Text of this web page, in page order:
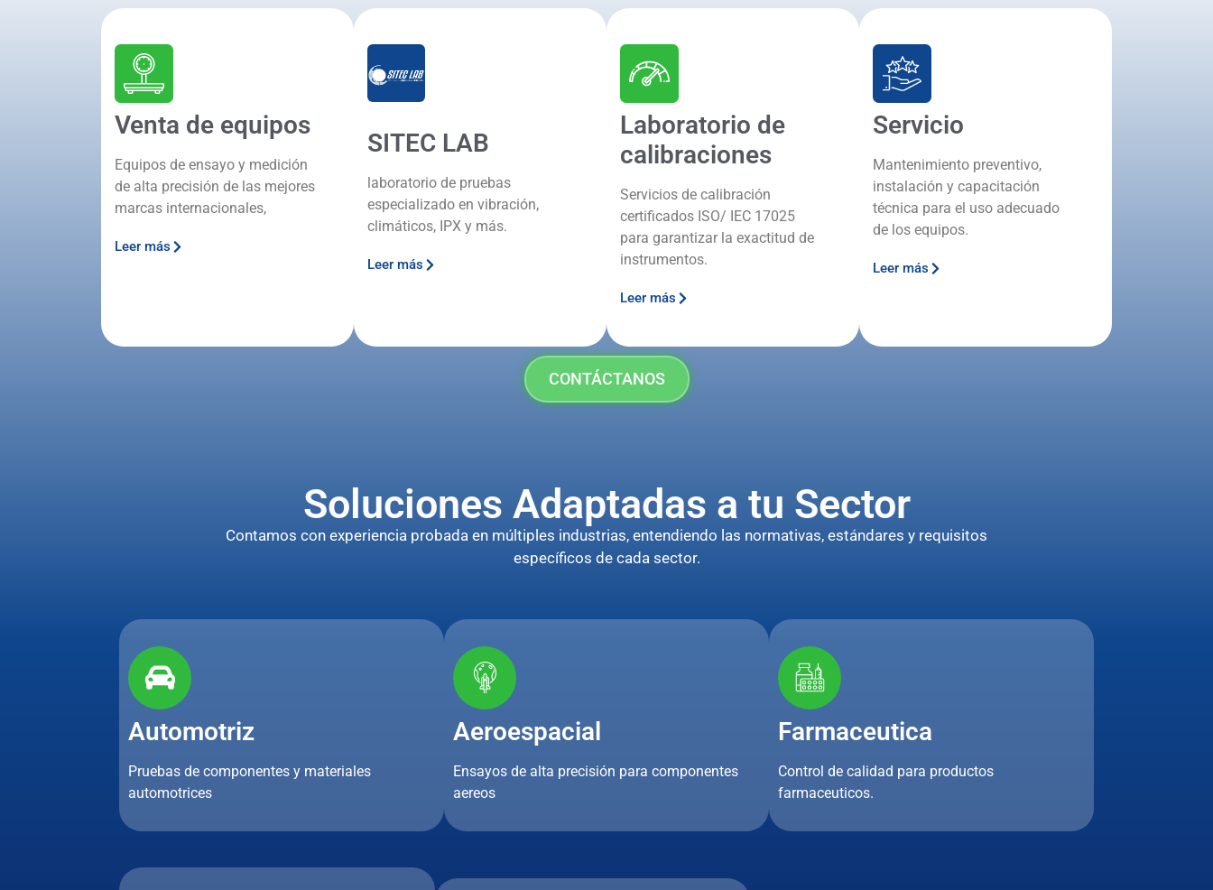
Venta de equipos
Equipos de ensayo y medición
de alta precisión de las mejores
marcas internacionales,
Leer más
SITEC LAB
laboratorio de pruebas
especializado en vibración,
climáticos, IPX y más.
Leer más
Laboratorio de
calibraciones
Servicios de calibración
certificados ISO/ IEC 17025
para garantizar la exactitud de
instrumentos.
Leer más
Servicio
Mantenimiento preventivo,
instalación y capacitación
técnica para el uso adecuado
de los equipos.
Leer más
CONTÁCTANOS
Soluciones Adaptadas a tu Sector
Contamos con experiencia probada en múltiples industrias, entendiendo las normativas, estándares y requisitos
específicos de cada sector.
Automotriz
Pruebas de componentes y materiales
automotrices
Aeroespacial
Ensayos de alta precisión para componentes
aereos
Farmaceutica
Control de calidad para productos
farmaceuticos.